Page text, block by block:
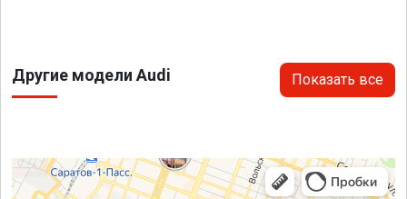
Другие модели Audi Показать все